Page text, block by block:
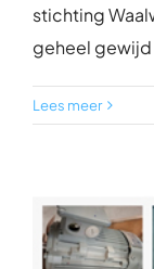
stichting
geheel gewijd
Lees meer